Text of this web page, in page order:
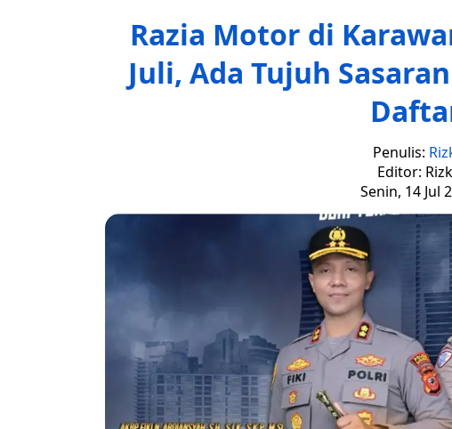
Razia Motor di
Juli, Ada Tujuh
Penulis:
Editor:
Senin, 14 Jul